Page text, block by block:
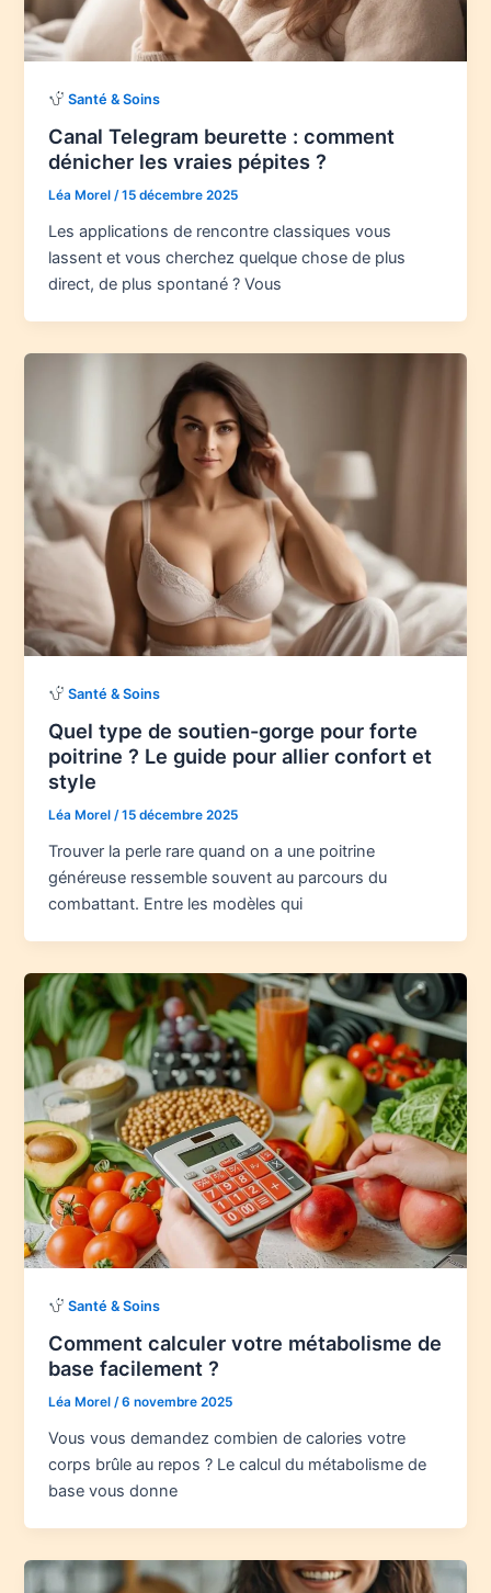
Santé & Soins
Canal Telegram beurette : comment
dénicher les vraies pépites ?
Léa Morel/15 décembre 2025
Les applications de rencontre classiques vous
lassent et vous cherchez quelque chose de plus
direct, de plus spontané ? Vous
Santé & Soins
Quel type de soutien-gorge pour forte
poitrine ? Le guide pour allier confort et
style
Léa Morel/15 décembre 2025
Trouver la perle rare quand on a une poitrine
généreuse ressemble souvent au parcours du
combattant. Entre les modèles qui
Santé & Soins
Comment calculer votre métabolisme de
base facilement ?
Léa Morel/6 novembre 2025
Vous vous demandez combien de calories votre
corps brûle au repos ? Le calcul du métabolisme de
base vous donne